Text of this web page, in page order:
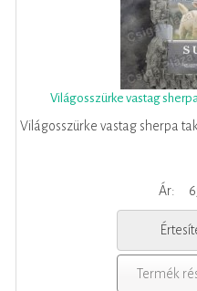
Világosszürke vastag
Világosszürke vastag sherpa
Ár:
Termék